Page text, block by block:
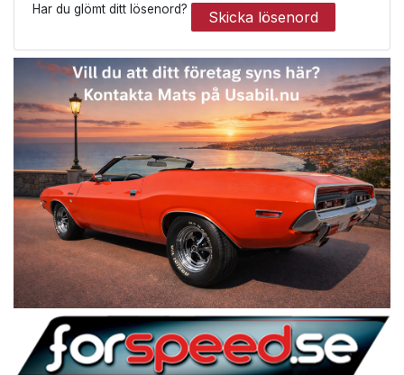
Har du glömt ditt lösenord? Skicka lösenord